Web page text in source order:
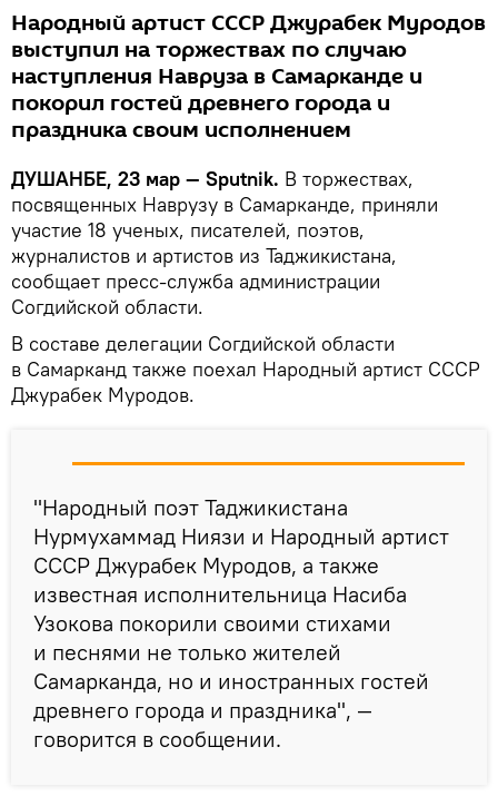
Народный артист СССР Джурабек Муродов
выступил на торжествах по случаю
наступления Навруза в Самарканде и
покорил гостей древнего города и
праздника своим исполнением
ДУШАНБЕ, 23 мар — Sputnik. В торжествах,
посвященных Наврузу в Самарканде, приняли
участие 18 ученых, писателей, поэтов,
журналистов и артистов из Таджикистана,
сообщает пресс-служба администрации
Согдийской области.
В составе делегации Согдийской области
в Самарканд также поехал Народный артист СССР
Джурабек Муродов.
"Народный поэт Таджикистана
Нурмухаммад Ниязи и Народный артист
СССР Джурабек Муродов, а также
известная исполнительница Насиба
Узокова покорили своими стихами
и песнями не только жителей
Самарканда, но и иностранных гостей
древнего города и праздника", —
говорится в сообщении.